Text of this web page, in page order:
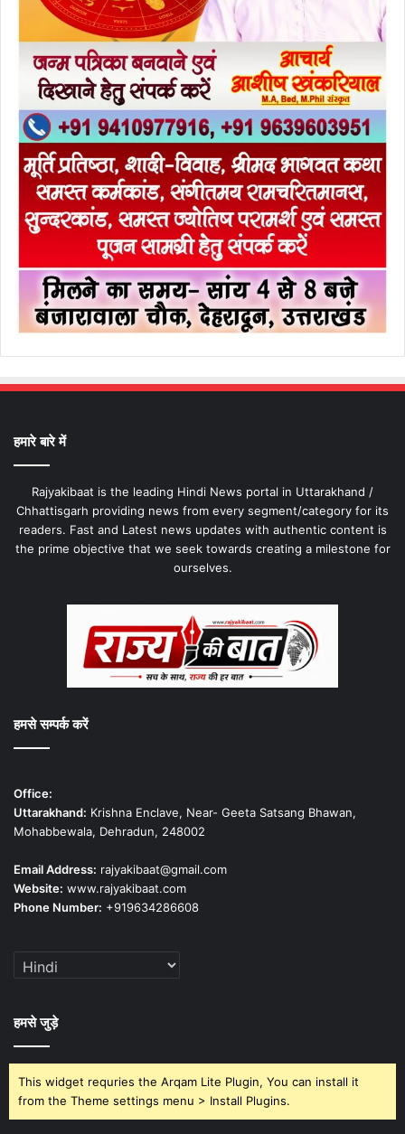
हमारे बारे में
Rajyakibaat is the leading Hindi News portal in Uttarakhand /
Chhattisgarh providing news from every segment/category for its
readers. Fast and Latest news updates with authentic content is
the prime objective that we seek towards creating a milestone for
ourselves.
हमसे सम्पर्क करें
Office:
Uttarakhand: Krishna Enclave, Near- Geeta Satsang Bhawan,
Mohabbewala, Dehradun, 248002
Email Address: rajyakibaat@gmail.com
Website: www.rajyakibaat.com
Phone Number: +919634286608
हमसे जुड़े
This widget requries the Arqam Lite Plugin, You can install it
from the Theme settings menu > Install Plugins.